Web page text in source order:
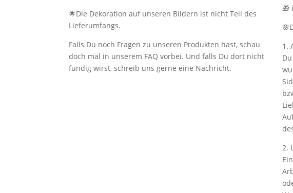
🌟Die Dekoration auf unseren Bildern ist nicht Teil des
Lieferumfangs.
Falls Du noch Fragen zu unseren Produkten hast, schau
doch mal in unserem FAQ vorbei. Und falls Du dort nicht
fündig wirst, schreib uns gerne eine Nachricht.
🎁
1.
2.